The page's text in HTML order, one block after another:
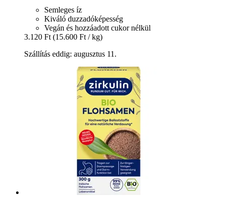
Semleges íz
Kiváló duzzadóképesség
Vegán és hozzáadott cukor nélkül
3.120 Ft (15.600 Ft / kg)
Szállítás eddig: augusztus 11.